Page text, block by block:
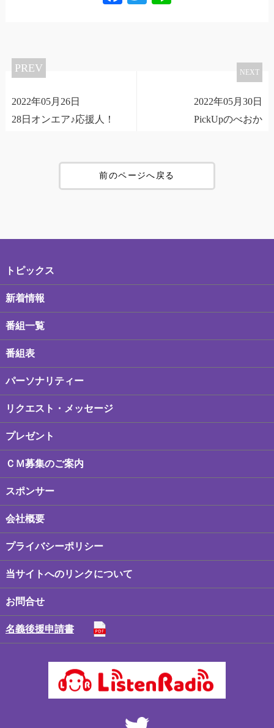
PREV
2022年05月26日
28日オンエア♪応援人！
NEXT
2022年05月30日
PickUpのべおか
前のページへ戻る
トピックス
新着情報
番組一覧
番組表
パーソナリティー
リクエスト・メッセージ
プレゼント
ＣＭ募集のご案内
スポンサー
会社概要
プライバシーポリシー
当サイトへのリンクについて
お問合せ
名義後援申請書